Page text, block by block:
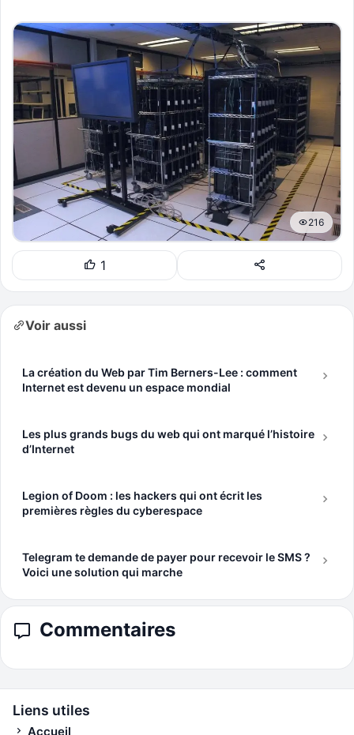
216
1
Voir aussi
La création du Web par Tim Berners-Lee : comment
Internet est devenu un espace mondial
Les plus grands bugs du web qui ont marqué l’histoire
d’Internet
Legion of Doom : les hackers qui ont écrit les
premières règles du cyberespace
Telegram te demande de payer pour recevoir le SMS ?
Voici une solution qui marche
Commentaires
Liens utiles
Accueil